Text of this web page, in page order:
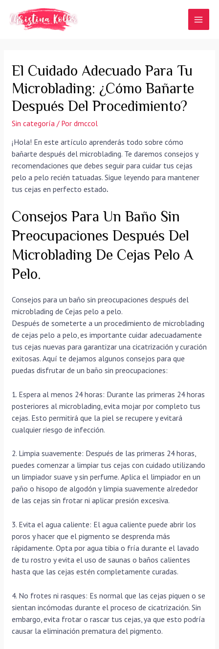
contenido
El Cuidado Adecuado Para Tu
Microblading: ¿Cómo Bañarte
Después Del Procedimiento?
Sin categoría / Por dmccol
¡Hola! En este artículo aprenderás todo sobre cómo
bañarte después del microblading. Te daremos consejos y
recomendaciones que debes seguir para cuidar tus cejas
pelo a pelo recién tatuadas. Sigue leyendo para mantener
tus cejas en perfecto estado.
Consejos Para Un Baño Sin
Preocupaciones Después Del
Microblading De Cejas Pelo A
Pelo.
Consejos para un baño sin preocupaciones después del
microblading de Cejas pelo a pelo.
Después de someterte a un procedimiento de microblading
de cejas pelo a pelo, es importante cuidar adecuadamente
tus cejas nuevas para garantizar una cicatrización y curación
exitosas. Aquí te dejamos algunos consejos para que
puedas disfrutar de un baño sin preocupaciones:
1. Espera al menos 24 horas: Durante las primeras 24 horas
posteriores al microblading, evita mojar por completo tus
cejas. Esto permitirá que la piel se recupere y evitará
cualquier riesgo de infección.
2. Limpia suavemente: Después de las primeras 24 horas,
puedes comenzar a limpiar tus cejas con cuidado utilizando
un limpiador suave y sin perfume. Aplica el limpiador en un
paño o hisopo de algodón y limpia suavemente alrededor
de las cejas sin frotar ni aplicar presión excesiva.
3. Evita el agua caliente: El agua caliente puede abrir los
poros y hacer que el pigmento se desprenda más
rápidamente. Opta por agua tibia o fría durante el lavado
de tu rostro y evita el uso de saunas o baños calientes
hasta que las cejas estén completamente curadas.
4. No frotes ni rasques: Es normal que las cejas piquen o se
sientan incómodas durante el proceso de cicatrización. Sin
embargo, evita frotar o rascar tus cejas, ya que esto podría
causar la eliminación prematura del pigmento.